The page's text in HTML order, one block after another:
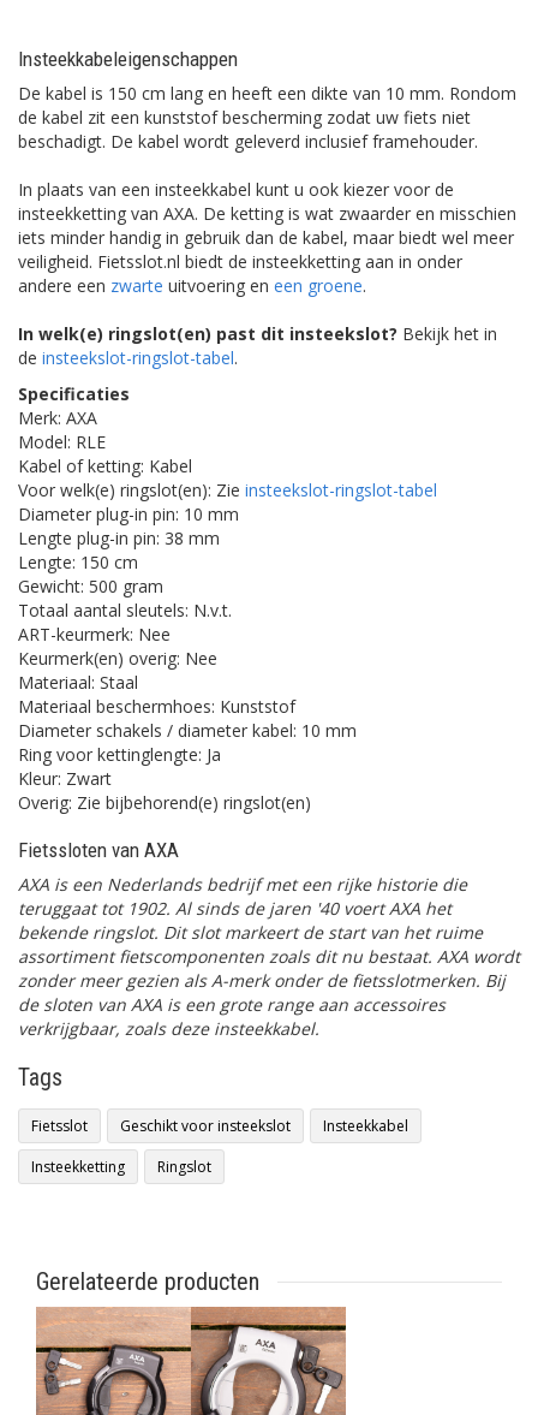
Insteekkabeleigenschappen
De kabel is 150 cm lang en heeft een dikte van 10 mm. Rondom
de kabel zit een kunststof bescherming zodat uw fiets niet
beschadigt. De kabel wordt geleverd inclusief framehouder.
In plaats van een insteekkabel kunt u ook kiezer voor de
insteekketting van AXA. De ketting is wat zwaarder en misschien
iets minder handig in gebruik dan de kabel, maar biedt wel meer
veiligheid. Fietsslot.nl biedt de insteekketting aan in onder
andere een zwarte uitvoering en een groene.
In welk(e) ringslot(en) past dit insteekslot? Bekijk het in
de insteekslot-ringslot-tabel.
Specificaties
Merk: AXA
Model: RLE
Kabel of ketting: Kabel
Voor welk(e) ringslot(en): Zie insteekslot-ringslot-tabel
Diameter plug-in pin: 10 mm
Lengte plug-in pin: 38 mm
Lengte: 150 cm
Gewicht: 500 gram
Totaal aantal sleutels: N.v.t.
ART-keurmerk: Nee
Keurmerk(en) overig: Nee
Materiaal: Staal
Materiaal beschermhoes: Kunststof
Diameter schakels / diameter kabel: 10 mm
Ring voor kettinglengte: Ja
Kleur: Zwart
Overig: Zie bijbehorend(e) ringslot(en)
Fietssloten van AXA
AXA is een Nederlands bedrijf met een rijke historie die
teruggaat tot 1902. Al sinds de jaren '40 voert AXA het
bekende ringslot. Dit slot markeert de start van het ruime
assortiment fietscomponenten zoals dit nu bestaat. AXA wordt
zonder meer gezien als A-merk onder de fietsslotmerken. Bij
de sloten van AXA is een grote range aan accessoires
verkrijgbaar, zoals deze insteekkabel.
Tags
Fietsslot Geschikt voor insteekslot
Insteekkabel
Insteekketting
Ringslot
Gerelateerde producten